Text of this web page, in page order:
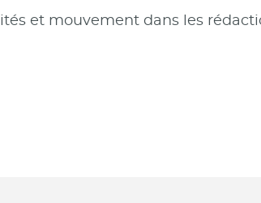
et mouvement dans les